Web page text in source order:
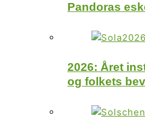
Pandoras
2026: Året
og folkets